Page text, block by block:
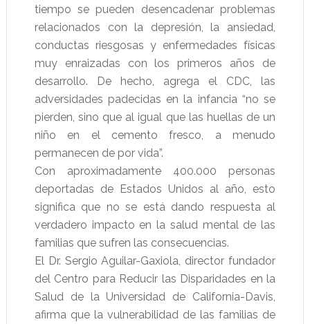
tiempo se pueden desencadenar problemas
relacionados con la depresión, la ansiedad,
conductas riesgosas y enfermedades físicas
muy enraizadas con los primeros años de
desarrollo. De hecho, agrega el CDC, las
adversidades padecidas en la infancia “no se
pierden, sino que al igual que las huellas de un
niño en el cemento fresco, a menudo
permanecen de por vida”.
Con aproximadamente 400.000 personas
deportadas de Estados Unidos al año, esto
significa que no se está dando respuesta al
verdadero impacto en la salud mental de las
familias que sufren las consecuencias.
El Dr. Sergio Aguilar-Gaxiola, director fundador
del Centro para Reducir las Disparidades en la
Salud de la Universidad de California-Davis,
afirma que la vulnerabilidad de las familias de